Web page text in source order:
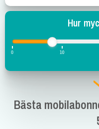
Hur
0 10
Bästa